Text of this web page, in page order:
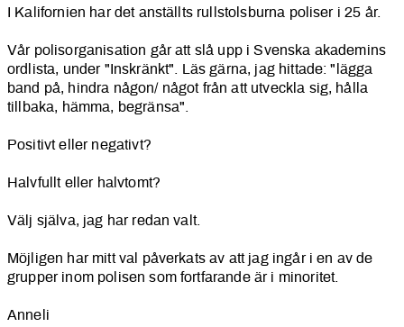
I Kalifornien har det anställts rullstolsburna poliser i 25 år.
Vår polisorganisation går att slå upp i Svenska akademins
ordlista, under "Inskränkt". Läs gärna, jag hittade: "lägga
band på, hindra någon/ något från att utveckla sig, hålla
tillbaka, hämma, begränsa".
Positivt eller negativt?
Halvfullt eller halvtomt?
Välj själva, jag har redan valt.
Möjligen har mitt val påverkats av att jag ingår i en av de
grupper inom polisen som fortfarande är i minoritet.
Anneli